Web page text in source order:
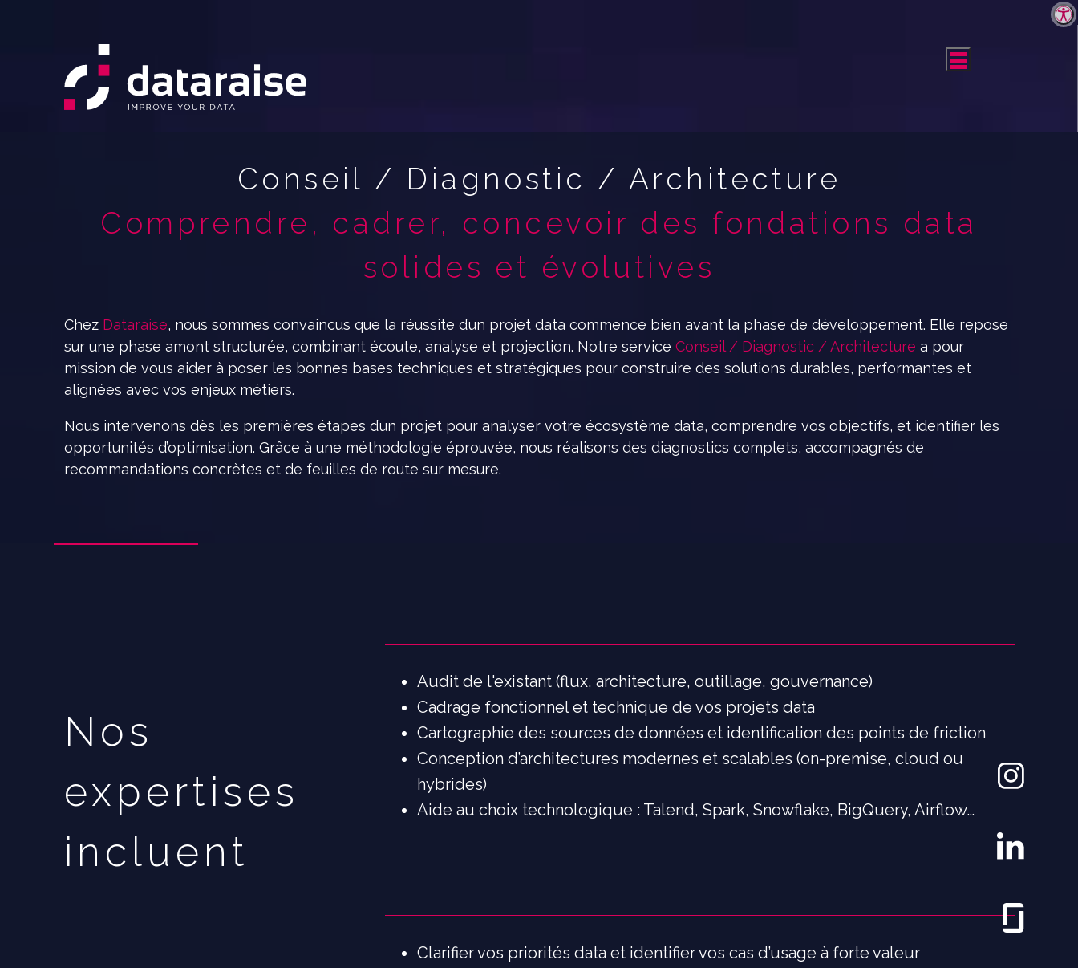
Conseil / Diagnostic / Architecture
Comprendre, cadrer, concevoir des fondations data
solides et évolutives
Chez Dataraise, nous sommes convaincus que la réussite d’un projet data commence bien avant la phase de développement. Elle repose
sur une phase amont structurée, combinant écoute, analyse et projection. Notre service Conseil / Diagnostic / Architecture a pour
mission de vous aider à poser les bonnes bases techniques et stratégiques pour construire des solutions durables, performantes et
alignées avec vos enjeux métiers.
Nous intervenons dès les premières étapes d’un projet pour analyser votre écosystème data, comprendre vos objectifs, et identifier les
opportunités d’optimisation. Grâce à une méthodologie éprouvée, nous réalisons des diagnostics complets, accompagnés de
recommandations concrètes et de feuilles de route sur mesure.
Nos
expertises
incluent
Audit de l'existant (flux, architecture, outillage, gouvernance)
Cadrage fonctionnel et technique de vos projets data
Cartographie des sources de données et identification des points de friction
Conception d’architectures modernes et scalables (on-premise, cloud ou
hybrides)
Aide au choix technologique : Talend, Spark, Snowflake, BigQuery, Airflow…
Clarifier vos priorités data et identifier vos cas d’usage à forte valeur